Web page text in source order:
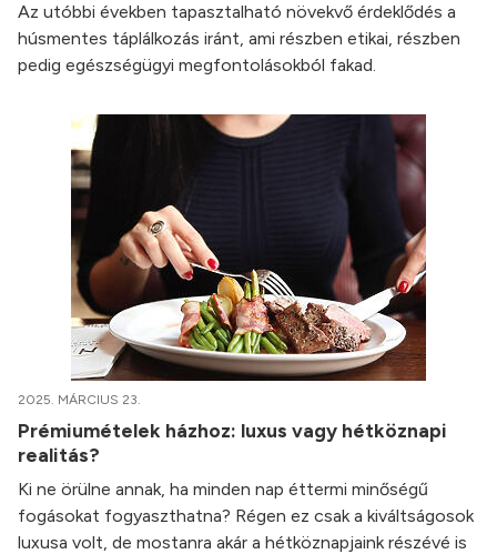
Az utóbbi években tapasztalható növekvő érdeklődés a
húsmentes táplálkozás iránt, ami részben etikai, részben
pedig egészségügyi megfontolásokból fakad.
2025. MÁRCIUS 23.
Prémiumételek házhoz: luxus vagy hétköznapi
realitás?
Ki ne örülne annak, ha minden nap éttermi minőségű
fogásokat fogyaszthatna? Régen ez csak a kiváltságosok
luxusa volt, de mostanra akár a hétköznapjaink részévé is